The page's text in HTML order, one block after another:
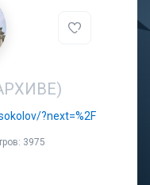
?next=%2F
3975